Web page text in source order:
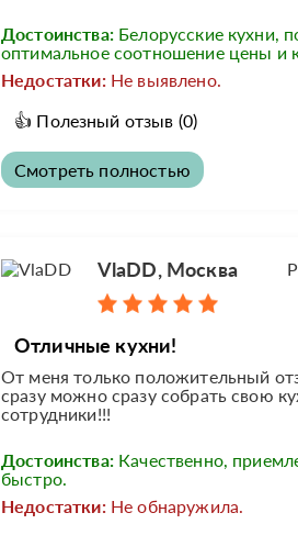
Достоинства: Белорусские кухни,
оптимальное соотношение цены и
Недостатки: Не выявлено.
👍 Полезный отзыв (0)
Смотреть полностью
VlaDD, Москва
Отличные кухни!
От меня только положительный
сразу можно сразу собрать свою
сотрудники!!!
Достоинства: Качественно,
быстро.
Недостатки: Не обнаружила.